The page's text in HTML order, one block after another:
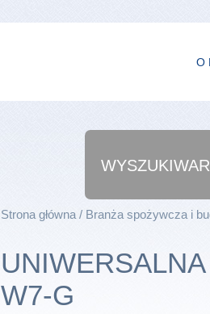
O
Strona główna Branża spożywcza i
W7-G